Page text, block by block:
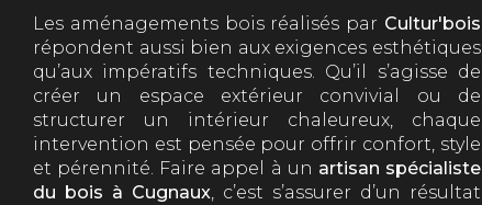
Les aménagements bois réalisés par Cultur'bois
répondent aussi bien aux exigences esthétiques
qu’aux impératifs techniques. Qu’il s’agisse de
créer un espace extérieur convivial ou de
structurer un intérieur chaleureux, chaque
intervention est pensée pour offrir confort, style
et pérennité. Faire appel à un artisan spécialiste
du bois à Cugnaux, c’est s’assurer d’un résultat